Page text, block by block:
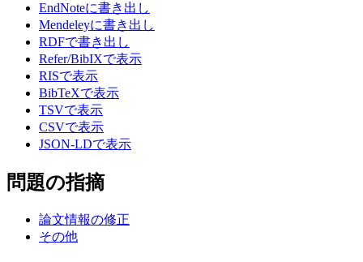
EndNoteに書き出し
Mendeleyに書き出し
RDFで書き出し
Refer/BibIXで表示
RISで表示
BibTeXで表示
TSVで表示
CSVで表示
JSON-LDで表示
問題の指摘
論文情報の修正
その他